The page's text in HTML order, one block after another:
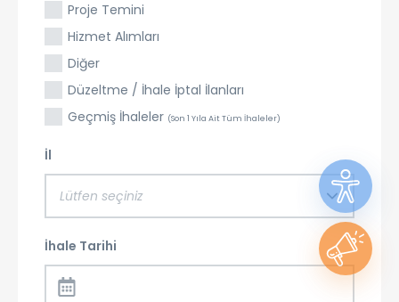
Proje Temini
Hizmet Alımları
Diğer
Düzeltme / İhale İptal İlanları
Geçmiş İhaleler (Son 1 Yıla Ait Tüm İhaleler)
İl
Lütfen seçiniz
İhale Tarihi